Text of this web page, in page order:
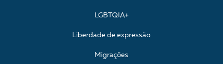
LGBTQIA+
Liberdade de expressão
Migrações